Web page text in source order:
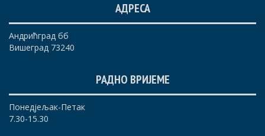
АДРЕСА
Андрићград бб
Вишеград 73240
РАДНО ВРИЈЕМЕ
Понедјељак-Петак
7.30-15.30